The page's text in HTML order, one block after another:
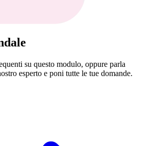
su questo modulo, oppure parla
esperto e poni tutte le tue domande.